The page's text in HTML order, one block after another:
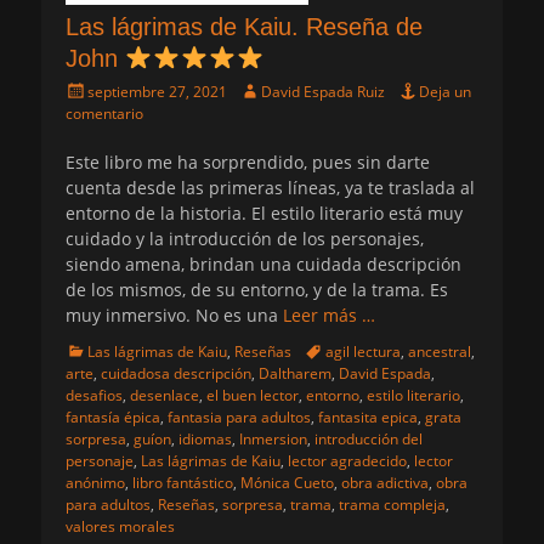
Las lágrimas de Kaiu. Reseña de
John
Publicado
el
septiembre 27, 2021 AutorDavid Espada Ruiz
Deja un
comentario
Este libro me ha sorprendido, pues sin darte
cuenta desde las primeras líneas, ya te traslada al
entorno de la historia. El estilo literario está muy
cuidado y la introducción de los personajes,
siendo amena, brindan una cuidada descripción
de los mismos, de su entorno, y de la trama. Es
muy inmersivo. No es una Leer más …
Categorias
Las lágrimas de Kaiu, Reseñas Etiquetas
agil lectura, ancestral,
arte, cuidadosa descripción, Daltharem, David Espada,
desafios, desenlace, el buen lector, entorno, estilo literario,
fantasía épica, fantasia para adultos, fantasita epica, grata
sorpresa, guíon, idiomas, Inmersion, introducción del
personaje, Las lágrimas de Kaiu, lector agradecido, lector
anónimo, libro fantástico, Mónica Cueto, obra adictiva, obra
para adultos, Reseñas, sorpresa, trama, trama compleja,
valores morales